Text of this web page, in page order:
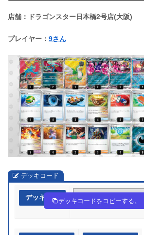
店舗：ドラゴンスター日本橋2号店(大阪)
プレイヤー： 9さん
デッキコード
デッキ作成 8x8x4Y-SQaogz-Kcccxx
デッキコードをコピーする。